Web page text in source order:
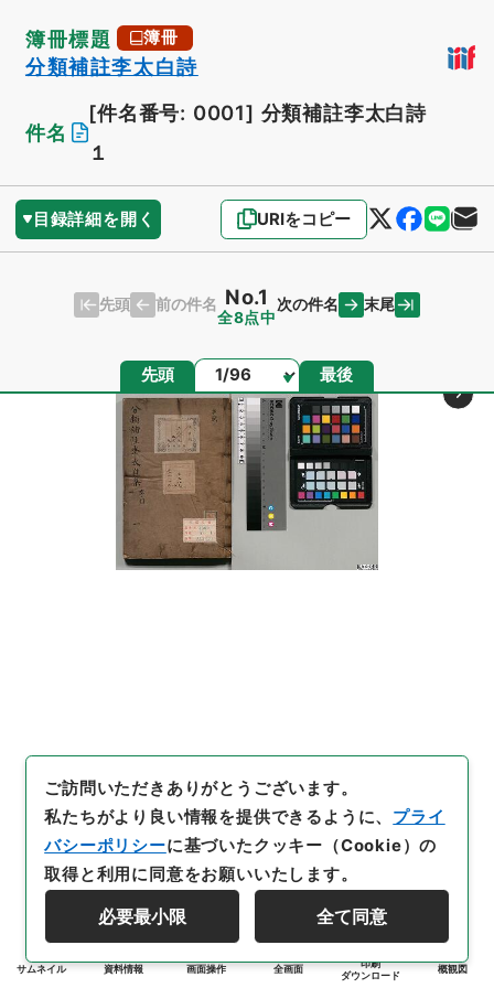
簿冊標題 簿冊
分類補註李太白詩
件名
[件名番号: 0001] 分類補註李太白詩
１
目録詳細を開く URIをコピー
先頭 前の件名 No.1
全8点中
次の件名 末尾
先頭 ページ 最後
サムネイル 資料情報 画面操作 全画面
印刷
ダウンロード
概観図
ご訪問いただきありがとうございます。
私たちがより良い情報を提供できるように、 プライ
バシーポリシーに基づいたクッキー（Cookie）の
取得と利用に同意をお願いいたします。
必要最小限 全て同意